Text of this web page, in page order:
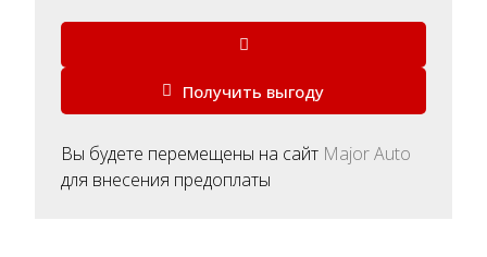
Получить выгоду
Вы будете перемещены на сайт Major Auto
для внесения предоплаты